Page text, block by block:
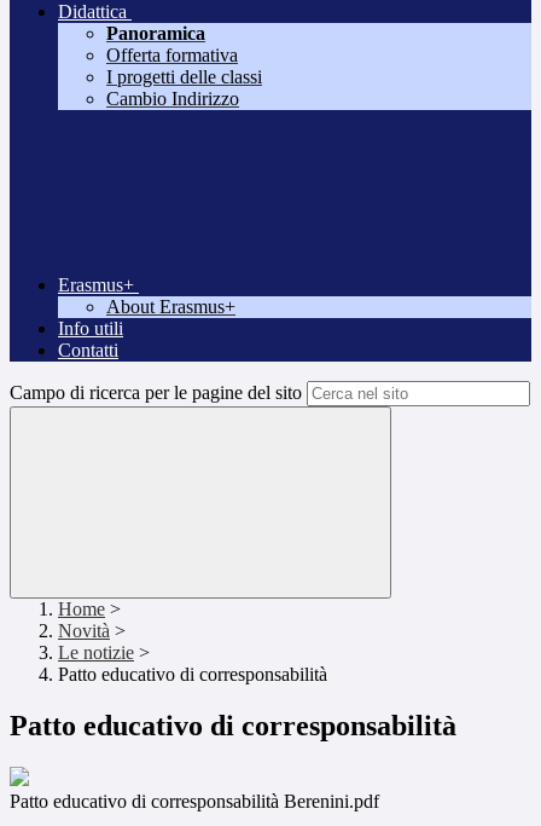
Didattica
Panoramica
Offerta formativa
I progetti delle classi
Cambio Indirizzo
Erasmus+
About Erasmus+
Info utili
Contatti
Campo di ricerca per le pagine del sito
Home >
Novità >
Le notizie >
Patto educativo di corresponsabilità
Patto educativo di corresponsabilità
Patto educativo di corresponsabilità Berenini.pdf